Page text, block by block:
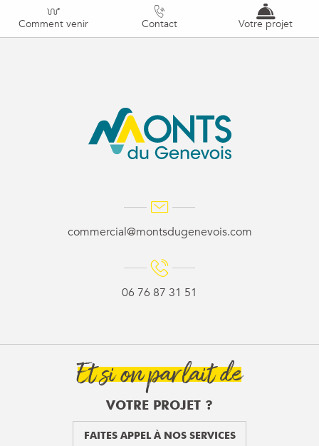
Comment venir Contact Votre projet
commercial@montsdugenevois.com
06 76 87 31 51
Et si on parlait de
VOTRE PROJET ?
FAITES APPEL À NOS SERVICES